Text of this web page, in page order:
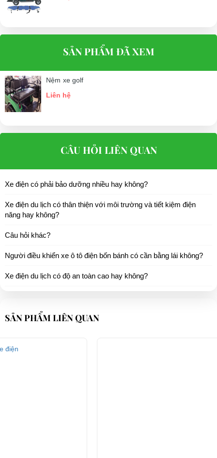
SẢN PHẨM ĐÃ XEM
Nệm xe golf
Liên hệ
CÂU HỎI LIÊN QUAN
Xe điện có phải bảo dưỡng nhiều hay không?
Xe điện du lịch có thân thiện với môi trường và tiết kiệm điện
năng hay không?
Câu hỏi khác?
Người điều khiển xe ô tô điện bốn bánh có cần bằng lái không?
Xe điện du lịch có độ an toàn cao hay không?
SẢN PHẨM LIÊN QUAN